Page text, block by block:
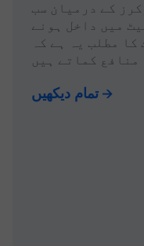
کے درمیان سب
میں داخل ہونے
کا مطلب یہ ہے کہ
منافع کماتے ہیں
تمام دیکھیں